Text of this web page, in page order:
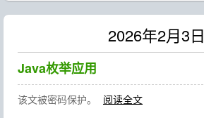
2026年2月3日
Java枚举应用
该文被密码保护。
阅读全文